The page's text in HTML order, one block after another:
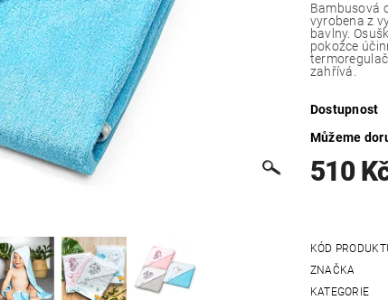
Bambusová
vyrobena z
bavlny.
pokožce
zahřívá.
Dostupnost
Můžeme
510
KÓD
ZNAČKA
KATEGORIE